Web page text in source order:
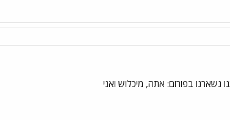
נשארנו בפורום: אתה, מיכלוש ואני